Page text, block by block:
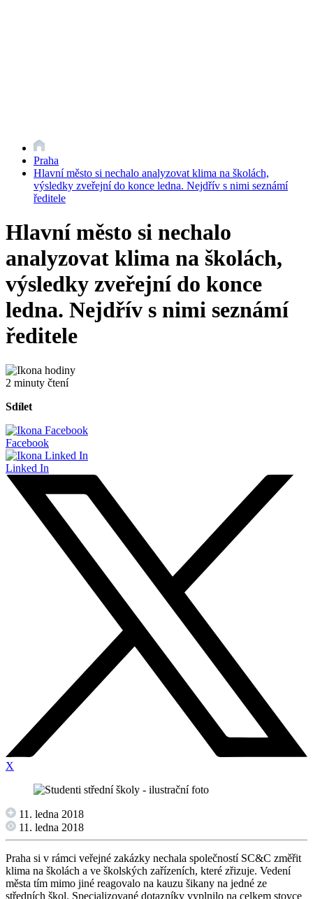
Praha
Hlavní město si nechalo analyzovat klima na školách,
výsledky zveřejní do konce ledna. Nejdřív s nimi seznámí
ředitele
Hlavní město si nechalo
analyzovat klima na školách,
výsledky zveřejní do konce
ledna. Nejdřív s nimi seznámí
ředitele
2 minuty čtení
Sdílet
Facebook
Linked In
X
11. ledna 2018
11. ledna 2018
Praha si v rámci veřejné zakázky nechala společností SC&C změřit
klima na školách a ve školských zařízeních, které zřizuje. Vedení
města tím mimo jiné reagovalo na kauzu šikany na jedné ze
středních škol. Specializované dotazníky vyplnilo na celkem stovce